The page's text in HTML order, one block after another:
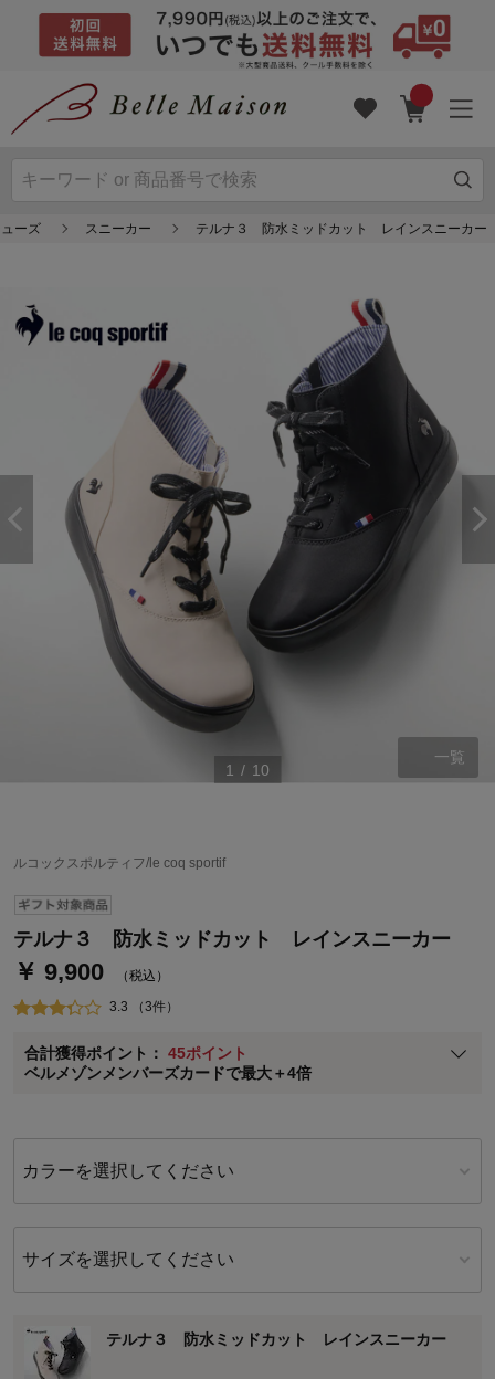
ーズ スニーカー テルナ３ 防水ミッドカット レインスニーカー
1 / 10
一覧
ルコックスポルティフ/le coq sportif
テルナ３ 防水ミッドカット レインスニーカー
￥ 9,900 （税込）
3.3 （3件）
合計獲得ポイント： 45ポイント
ベルメゾンメンバーズカードで最大＋4倍
ベルメゾン・ポイントについて
通常商品送料無料 返品引取無料（JCBのみ）
即時入会なら更に500円OFFクーポンプレゼント
※メンバーズカードの加算ポイントはステージ倍率適用前の基本ポイント
に対して適用されます。
カラーを選択してください
サイズを選択してください
テルナ３ 防水ミッドカット レインスニーカー